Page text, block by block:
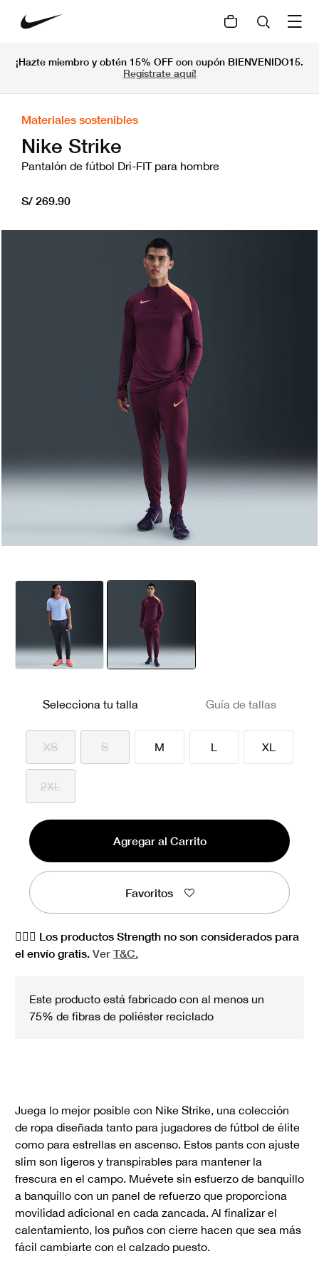
¡Hazte miembro y obtén 15% OFF con cupón BIENVENIDO15.
Regístrate aquí!
Materiales sostenibles
Nike Strike
Pantalón de fútbol Dri-FIT para hombre
S/ 269.90
Selecciona tu talla Guía de tallas
XS S M L XL
2XL
Agregar al Carrito
Favoritos
🏋🏻‍♀️ Los productos Strength no son considerados para
el envío gratis. Ver T&C.
Este producto está fabricado con al menos un
75% de fibras de poliéster reciclado
Juega lo mejor posible con Nike Strike, una colección
de ropa diseñada tanto para jugadores de fútbol de élite
como para estrellas en ascenso. Estos pants con ajuste
slim son ligeros y transpirables para mantener la
frescura en el campo. Muévete sin esfuerzo de banquillo
a banquillo con un panel de refuerzo que proporciona
movilidad adicional en cada zancada. Al finalizar el
calentamiento, los puños con cierre hacen que sea más
fácil cambiarte con el calzado puesto.